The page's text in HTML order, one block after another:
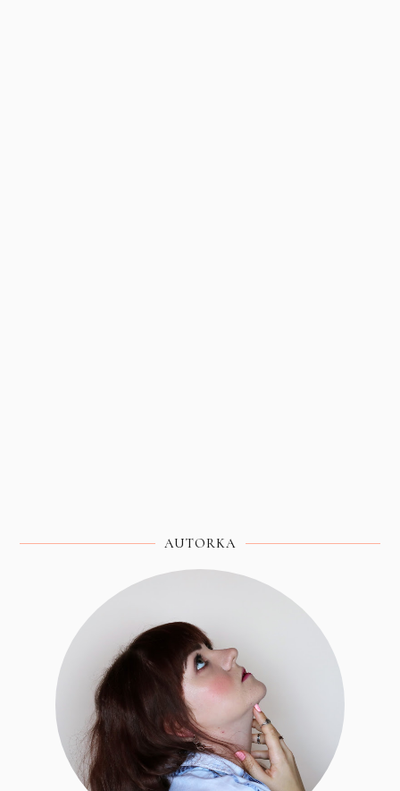
AUTORKA